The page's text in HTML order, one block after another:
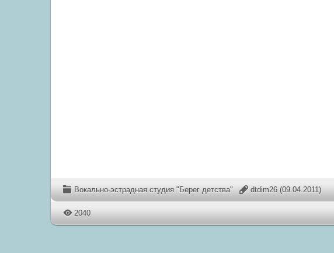
Вокально-эстрадная студия "Берег детства" dtdim26 (09.04.2011)
2040